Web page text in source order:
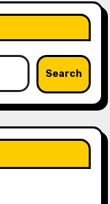
Search